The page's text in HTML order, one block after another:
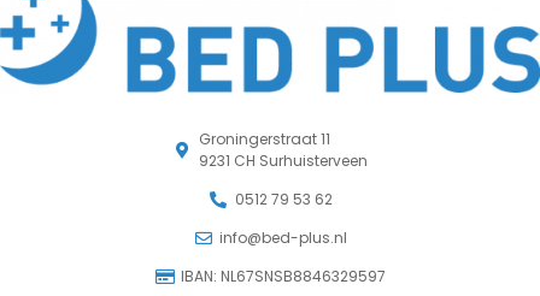
Groningerstraat 11
9231 CH Surhuisterveen
0512 79 53 62
info@bed-plus.nl
IBAN: NL67SNSB8846329597